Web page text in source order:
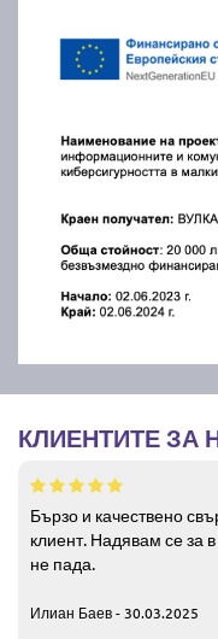
КЛИЕНТИТЕ ЗА
Бързо и качествено
клиент. Надявам се за
не пада.
Илиан Баев - 30.03.2025